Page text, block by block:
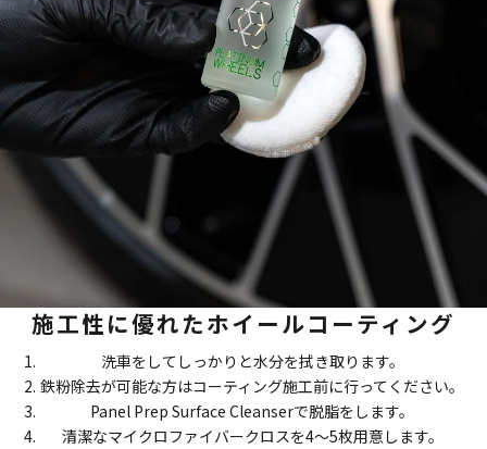
施工性に優れたホイールコーティング
洗車をしてしっかりと水分を拭き取ります。
鉄粉除去が可能な方はコーティング施工前に行ってください。
Panel Prep Surface Cleanserで脱脂をします。
清潔なマイクロファイバークロスを4〜5枚用意します。